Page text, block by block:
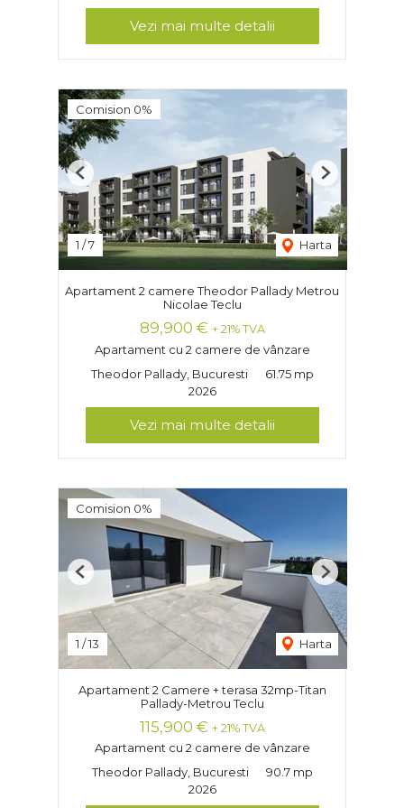
Vezi mai multe detalii
Comision 0%
1 /7 Harta
Previous Next
Apartament 2 camere Theodor Pallady Metrou
Nicolae Teclu
89,900 € + 21% TVA
Apartament cu 2 camere de vânzare
Theodor Pallady, Bucuresti
61.75 mp
2026
Vezi mai multe detalii
Comision 0%
1 /13 Harta
Previous Next
Apartament 2 Camere + terasa 32mp-Titan
Pallady-Metrou Teclu
115,900 € + 21% TVA
Apartament cu 2 camere de vânzare
Theodor Pallady, Bucuresti
90.7 mp
2026